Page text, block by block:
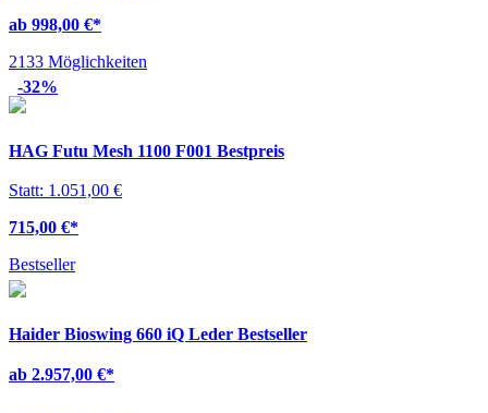
ab 998,00 €*
2133 Möglichkeiten
-32%
HAG Futu Mesh 1100 F001 Bestpreis
Statt: 1.051,00 €
715,00 €*
Bestseller
Haider Bioswing 660 iQ Leder Bestseller
ab 2.957,00 €*